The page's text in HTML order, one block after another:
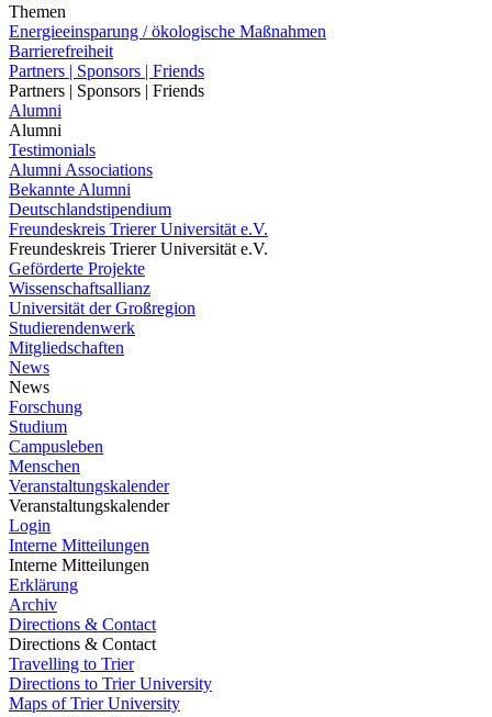
Themen
Energieeinsparung / ökologische Maßnahmen
Barrierefreiheit
Partners | Sponsors | Friends
Partners | Sponsors | Friends
Alumni
Alumni
Testimonials
Alumni Associations
Bekannte Alumni
Deutschlandstipendium
Freundeskreis Trierer Universität e.V.
Freundeskreis Trierer Universität e.V.
Geförderte Projekte
Wissenschaftsallianz
Universität der Großregion
Studierendenwerk
Mitgliedschaften
News
News
Forschung
Studium
Campusleben
Menschen
Veranstaltungskalender
Veranstaltungskalender
Login
Interne Mitteilungen
Interne Mitteilungen
Erklärung
Archiv
Directions & Contact
Directions & Contact
Travelling to Trier
Directions to Trier University
Maps of Trier University